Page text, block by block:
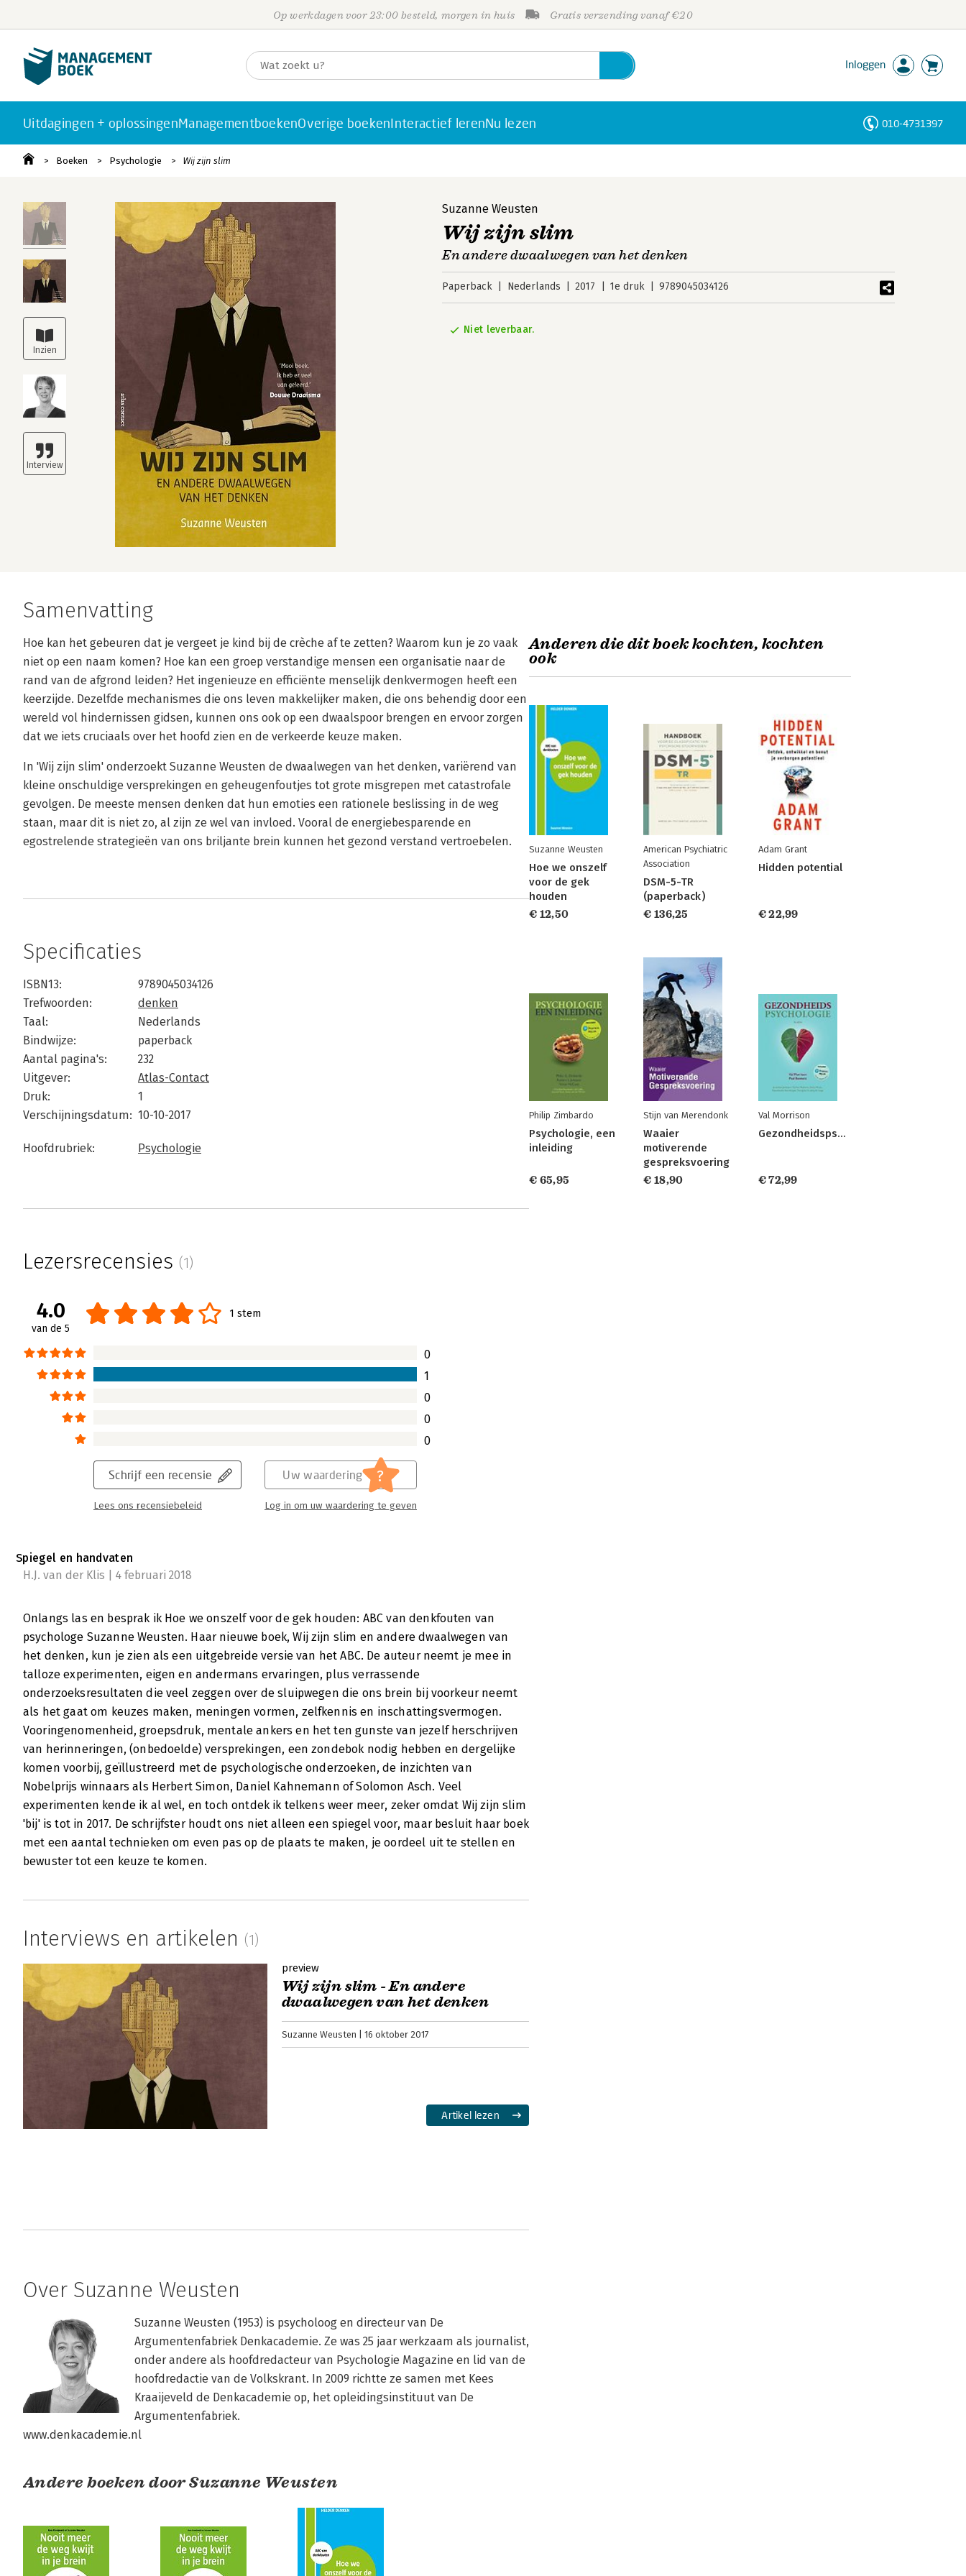
Op werkdagen voor 23:00 besteld, morgen in huis Gratis verzending vanaf €20
Inloggen
Uitdagingen + oplossingenManagementboekenOverige boekenInteractief lerenNu lezen 010-4731397
Boeken Psychologie Wij zijn slim
Suzanne Weusten
Wij zijn slim
En andere dwaalwegen van het denken
Paperback Nederlands 2017 1e druk 9789045034126
Niet leverbaar.
Samenvatting
Hoe kan het gebeuren dat je vergeet je kind bij de crèche af te zetten? Waarom kun je zo vaak
niet op een naam komen? Hoe kan een groep verstandige mensen een organisatie naar de
rand van de afgrond leiden? Het ingenieuze en efficiënte menselijk denkvermogen heeft een
keerzijde. Dezelfde mechanismes die ons leven makkelijker maken, die ons behendig door een
wereld vol hindernissen gidsen, kunnen ons ook op een dwaalspoor brengen en ervoor zorgen
dat we iets cruciaals over het hoofd zien en de verkeerde keuze maken.
In 'Wij zijn slim' onderzoekt Suzanne Weusten de dwaalwegen van het denken, variërend van
kleine onschuldige versprekingen en geheugenfoutjes tot grote misgrepen met catastrofale
gevolgen. De meeste mensen denken dat hun emoties een rationele beslissing in de weg
staan, maar dit is niet zo, al zijn ze wel van invloed. Vooral de energiebesparende en
egostrelende strategieën van ons briljante brein kunnen het gezond verstand vertroebelen.
Specificaties
ISBN13:
9789045034126
Trefwoorden:
denken
Taal:
Nederlands
Bindwijze:
paperback
Aantal pagina's:
232
Uitgever:
Atlas-Contact
Druk:
1
Verschijningsdatum: 10-10-2017
Hoofdrubriek: Psychologie
Lezersrecensies (1)
4.0
van de 5
1 stem
0
1
0
0
0
Schrijf een recensie
Lees ons recensiebeleid
Uw waardering ?
Log in om uw waardering te geven
Spiegel en handvaten
H.J. van der Klis | 4 februari 2018
Onlangs las en besprak ik Hoe we onszelf voor de gek houden: ABC van denkfouten van
psychologe Suzanne Weusten. Haar nieuwe boek, Wij zijn slim en andere dwaalwegen van
het denken, kun je zien als een uitgebreide versie van het ABC. De auteur neemt je mee in
talloze experimenten, eigen en andermans ervaringen, plus verrassende
onderzoeksresultaten die veel zeggen over de sluipwegen die ons brein bij voorkeur neemt
als het gaat om keuzes maken, meningen vormen, zelfkennis en inschattingsvermogen.
Vooringenomenheid, groepsdruk, mentale ankers en het ten gunste van jezelf herschrijven
van herinneringen, (onbedoelde) versprekingen, een zondebok nodig hebben en dergelijke
komen voorbij, geïllustreerd met de psychologische onderzoeken, de inzichten van
Nobelprijs winnaars als Herbert Simon, Daniel Kahnemann of Solomon Asch. Veel
experimenten kende ik al wel, en toch ontdek ik telkens weer meer, zeker omdat Wij zijn slim
'bij' is tot in 2017. De schrijfster houdt ons niet alleen een spiegel voor, maar besluit haar boek
met een aantal technieken om even pas op de plaats te maken, je oordeel uit te stellen en
bewuster tot een keuze te komen.
Interviews en artikelen (1)
preview
Wij zijn slim - En andere
dwaalwegen van het denken
Suzanne Weusten 16 oktober 2017
Artikel lezen
Over Suzanne Weusten
Suzanne Weusten (1953) is psycholoog en directeur van De
Argumentenfabriek Denkacademie. Ze was 25 jaar werkzaam als journalist,
onder andere als hoofdredacteur van Psychologie Magazine en lid van de
hoofdredactie van de Volkskrant. In 2009 richtte ze samen met Kees
Kraaijeveld de Denkacademie op, het opleidingsinstituut van De
Argumentenfabriek.
www.denkacademie.nl
Andere boeken door Suzanne Weusten
Anderen die dit boek kochten, kochten
ook
Suzanne Weusten
Hoe we onszelf
voor de gek
houden
€ 12,50
American Psychiatric
Association
DSM-5-TR
(paperback)
€ 136,25
Adam Grant
Hidden potential
€ 22,99
Philip Zimbardo
Psychologie, een
inleiding
€ 65,95
Stijn van Merendonk
Waaier
motiverende
gespreksvoering
€ 18,90
Val Morrison
Gezondheidspsychologie
€ 72,99
Personen